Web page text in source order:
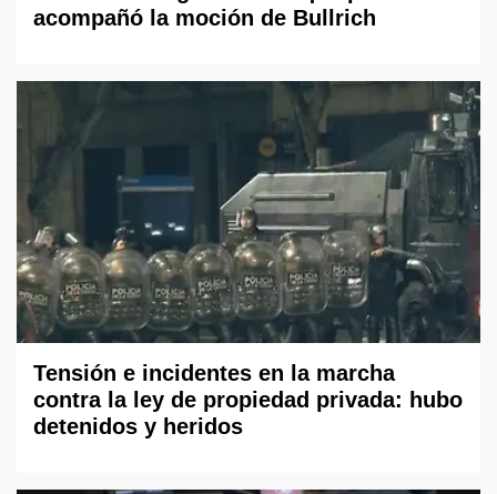
acompañó la moción de Bullrich
Tensión e incidentes en la marcha
contra la ley de propiedad privada: hubo
detenidos y heridos